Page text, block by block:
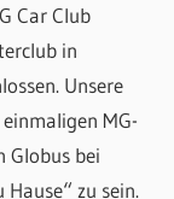
Car Club
in
Unsere
MG-
Globus bei
zu sein.